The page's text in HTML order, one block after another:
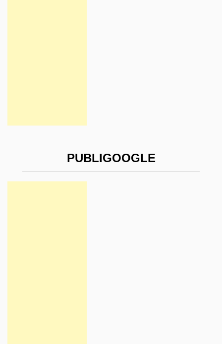
PUBLIGOOGLE